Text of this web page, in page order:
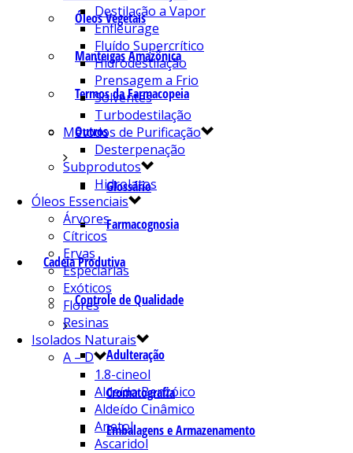
Óleos Vegetais
Manteigas Amazônica
Termos da Farmacopeia
Outros
Glossário
Farmacognosia
Cadeia Produtiva
Controle de Qualidade
Adulteração
Cromatografia
Embalagens e Armazenamento
Destilação a Vapor
Enfleurage
Fluído Supercrítico
Hidrodestilação
Prensagem a Frio
Solventes
Turbodestilação
Métodos de Purificação
Desterpenação
Subprodutos
Hidrolatos
Óleos Essenciais
Árvores
Cítricos
Ervas
Especiarias
Exóticos
Flores
Resinas
Isolados Naturais
A – D
1.8-cineol
Aldeído Benzóico
Aldeído Cinâmico
Anetol
Ascaridol